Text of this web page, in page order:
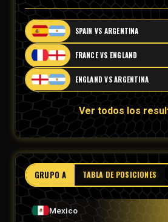
SPAIN VS ARGENTINA
FRANCE VS ENGLAND
ENGLAND VS ARGENTINA
Ver todos los
GRUPO A TABLA DE POSICIONES
Mexico